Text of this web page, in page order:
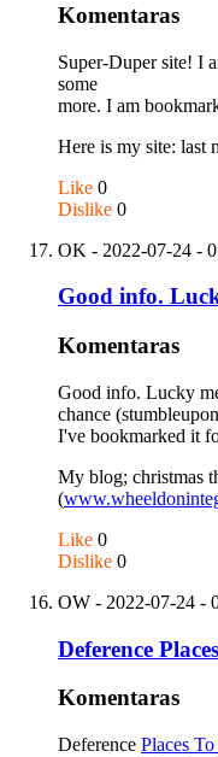
Komentaras
Super-Duper site! I
some
more. I am
Here is my site: last
Like 0
Dislike 0
OK - 2022-07-24 -
Good info.
Komentaras
Good info. Lucky
chance
I've bookmarked it
My blog; christmas
(
Like 0
Dislike 0
OW - 2022-07-24 -
Deference
Komentaras
Deference Places